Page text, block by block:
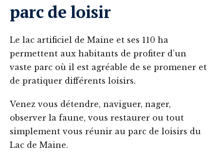
parc de loisir
Le lac artificiel de Maine et ses 110 ha
permettent aux habitants de profiter d’un
vaste parc où il est agréable de se promener et
de pratiquer différents loisirs.
Venez vous détendre, naviguer, nager,
observer la faune, vous restaurer ou tout
simplement vous réunir au parc de loisirs du
Lac de Maine.